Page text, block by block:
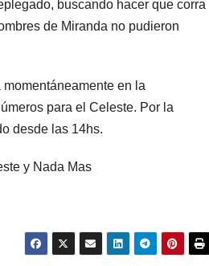
buscando hacer que corra
de Miranda no pudieron
en la
para el Celeste. Por la
desde las 14hs.
y Nada Mas